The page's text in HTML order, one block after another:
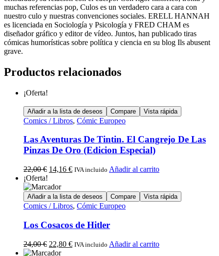
muchas referencias pop, Culos es un verdadero cara a cara con
nuestro culo y nuestras convenciones sociales. ERELL HANNAH
es licenciada en Sociología y Psicología y FRED CHAM es
diseñador gráfico y editor de vídeo. Juntos, han publicado tiras
cómicas humorísticas sobre política y ciencia en su blog Ils abusent
grave.
Productos relacionados
¡Oferta!
Añadir a la lista de deseos Compare Vista rápida
Comics / Libros, Cómic Europeo
Las Aventuras De Tintin. El Cangrejo De Las
Pinzas De Oro (Edicion Especial)
22,00€ 14,16 € IVA incluido Añadir al carrito
¡Oferta!
Añadir a la lista de deseos Compare Vista rápida
Comics / Libros, Cómic Europeo
Los Cosacos de Hitler
24,00€ 22,80 € IVA incluido Añadir al carrito